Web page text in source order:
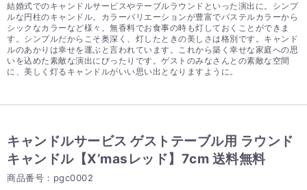
結婚式でのキャンドルサービスやテーブルラウンドといった演出に。シンプ
ルな円柱のキャンドル。カラーバリエーションが豊富でパステルカラーから
シックなカラーなど様々。無香料でお食事の時も灯しておくことができま
す。シンプルだからこそ奥深く、灯したときの美しさは格別です。キャンド
ルのあかりは幸せを運ぶと言われています。これから築く幸せな家庭への思
いを込めた素敵な演出にびったりです。ゲストのみなさんとの素敵な空間
に、美しく灯るキャンドルがいい思い出となりますように。
キャンドルサービス ゲストテーブル用 ラウンド
キャンドル【X’masレッド】7cm 送料無料
商品番号：pgc0002